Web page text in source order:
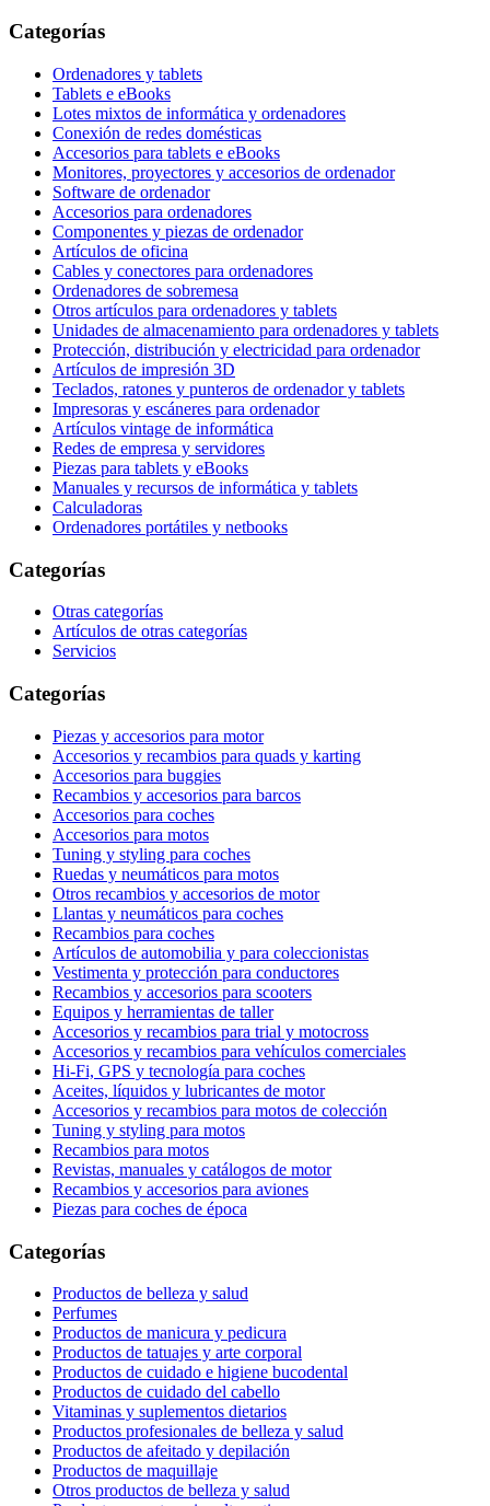
Categorías
Ordenadores y tablets
Tablets e eBooks
Lotes mixtos de informática y ordenadores
Conexión de redes domésticas
Accesorios para tablets e eBooks
Monitores, proyectores y accesorios de ordenador
Software de ordenador
Accesorios para ordenadores
Componentes y piezas de ordenador
Artículos de oficina
Cables y conectores para ordenadores
Ordenadores de sobremesa
Otros artículos para ordenadores y tablets
Unidades de almacenamiento para ordenadores y tablets
Protección, distribución y electricidad para ordenador
Artículos de impresión 3D
Teclados, ratones y punteros de ordenador y tablets
Impresoras y escáneres para ordenador
Artículos vintage de informática
Redes de empresa y servidores
Piezas para tablets y eBooks
Manuales y recursos de informática y tablets
Calculadoras
Ordenadores portátiles y netbooks
Categorías
Otras categorías
Artículos de otras categorías
Servicios
Categorías
Piezas y accesorios para motor
Accesorios y recambios para quads y karting
Accesorios para buggies
Recambios y accesorios para barcos
Accesorios para coches
Accesorios para motos
Tuning y styling para coches
Ruedas y neumáticos para motos
Otros recambios y accesorios de motor
Llantas y neumáticos para coches
Recambios para coches
Artículos de automobilia y para coleccionistas
Vestimenta y protección para conductores
Recambios y accesorios para scooters
Equipos y herramientas de taller
Accesorios y recambios para trial y motocross
Accesorios y recambios para vehículos comerciales
Hi-Fi, GPS y tecnología para coches
Aceites, líquidos y lubricantes de motor
Accesorios y recambios para motos de colección
Tuning y styling para motos
Recambios para motos
Revistas, manuales y catálogos de motor
Recambios y accesorios para aviones
Piezas para coches de época
Categorías
Productos de belleza y salud
Perfumes
Productos de manicura y pedicura
Productos de tatuajes y arte corporal
Productos de cuidado e higiene bucodental
Productos de cuidado del cabello
Vitaminas y suplementos dietarios
Productos profesionales de belleza y salud
Productos de afeitado y depilación
Productos de maquillaje
Otros productos de belleza y salud